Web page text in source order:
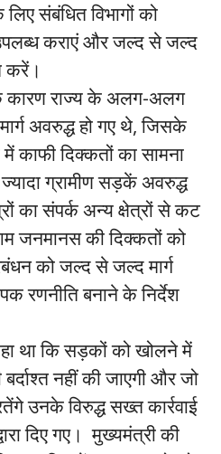
संबंधित विभागों को
उपलब्ध कराएं और जल्द से जल्द
करें।
के कारण राज्य के अलग-अलग
अवरुद्ध हो गए थे, जिसके
काफी दिक्कतों का सामना
ग्रामीण सड़कें अवरुद्ध
का संपर्क अन्य क्षेत्रों से कट
जनमानस की दिक्कतों को
को जल्द से जल्द मार्ग
रणनीति बनाने के निर्देश
था कि सड़कों को खोलने में
नहीं की जाएगी और जो
उनके विरुद्ध सख्त कार्रवाई
दिए गए। मुख्यमंत्री की